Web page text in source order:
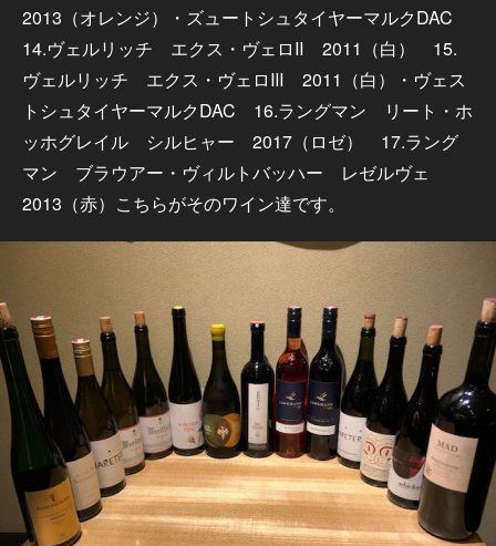
2013（オレンジ）・ズュートシュタイヤーマルクDAC
14.ヴェルリッチ エクス・ヴェロⅡ 2011（白） 15.
ヴェルリッチ エクス・ヴェロⅢ 2011（白）・ヴェス
トシュタイヤーマルクDAC 16.ラングマン リート・ホ
ッホグレイル シルヒャー 2017（ロゼ） 17.ラング
マン ブラウアー・ヴィルトバッハー レゼルヴェ
2013（赤）こちらがそのワイン達です。